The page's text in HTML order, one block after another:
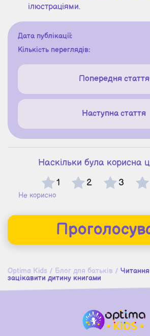
ілюстраціями.
Дата публікації:
Кількість переглядів:
Попередня стаття
Наступна стаття
Наскільки була корисна
1
2 3
Не корисно
Optima Kids / Блог для батьків /
зацікавити дитину книгами